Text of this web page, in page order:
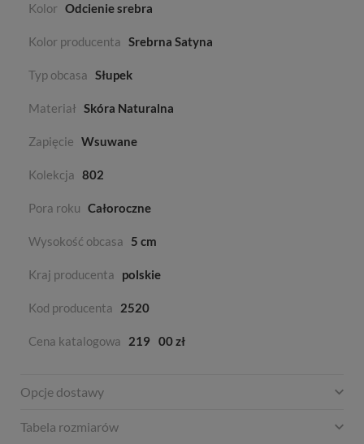
Kolor Odcienie srebra
Kolor producenta Srebrna Satyna
Typ obcasa Słupek
Materiał Skóra Naturalna
Zapięcie Wsuwane
Kolekcja 802
Pora roku Całoroczne
Wysokość obcasa 5 cm
Kraj producenta polskie
Kod producenta 2520
Cena katalogowa 219 00 zł
Opcje dostawy
Tabela rozmiarów